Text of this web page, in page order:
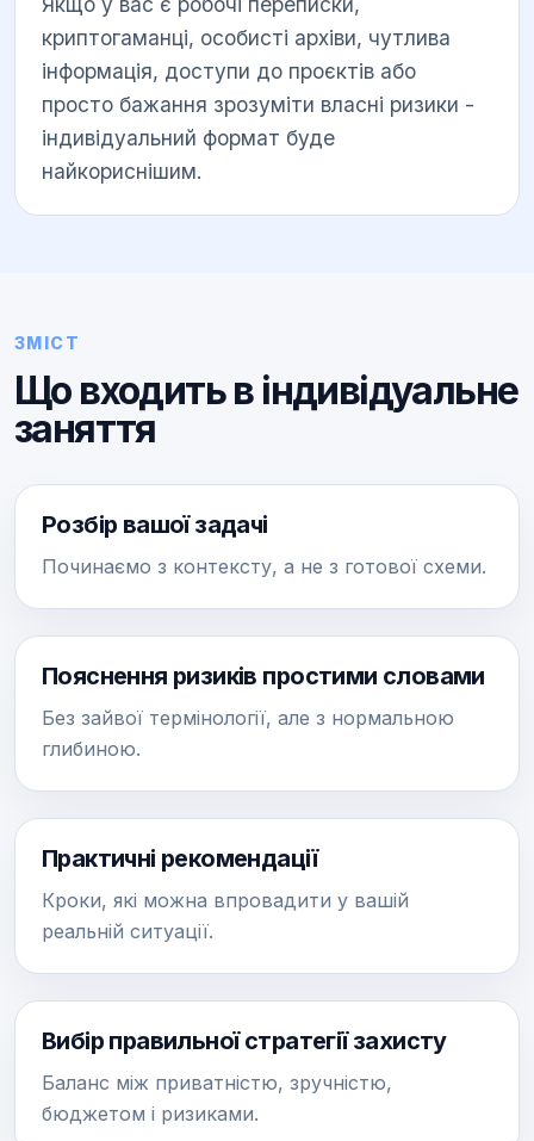
криптогаманці, особисті архіви, чутлива
інформація, доступи до проєктів або
просто бажання зрозуміти власні ризики -
індивідуальний формат буде
найкориснішим.
ЗМІСТ
Що входить в індивідуальне
заняття
Розбір вашої задачі
Починаємо з контексту, а не з готової схеми.
Пояснення ризиків простими словами
Без зайвої термінології, але з нормальною
глибиною.
Практичні рекомендації
Кроки, які можна впровадити у вашій
реальній ситуації.
Вибір правильної стратегії захисту
Баланс між приватністю, зручністю,
бюджетом і ризиками.